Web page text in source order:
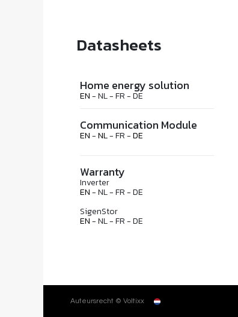
Datasheets
Home energy solution
EN- NL - FR - DE
Communication Module
EN-NL- FR -DE
Warranty
Inverter
EN- NL - FR - DE
SigenStor
EN- NL - FR - DE
Auteursrecht © Voltixx